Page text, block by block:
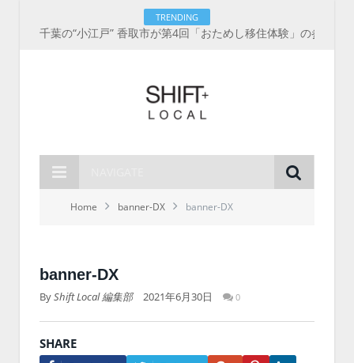
TRENDING
Home banner-DX banner-DX
banner-DX
ByShift Local 編集部 2021年6月30日 0
SHARE